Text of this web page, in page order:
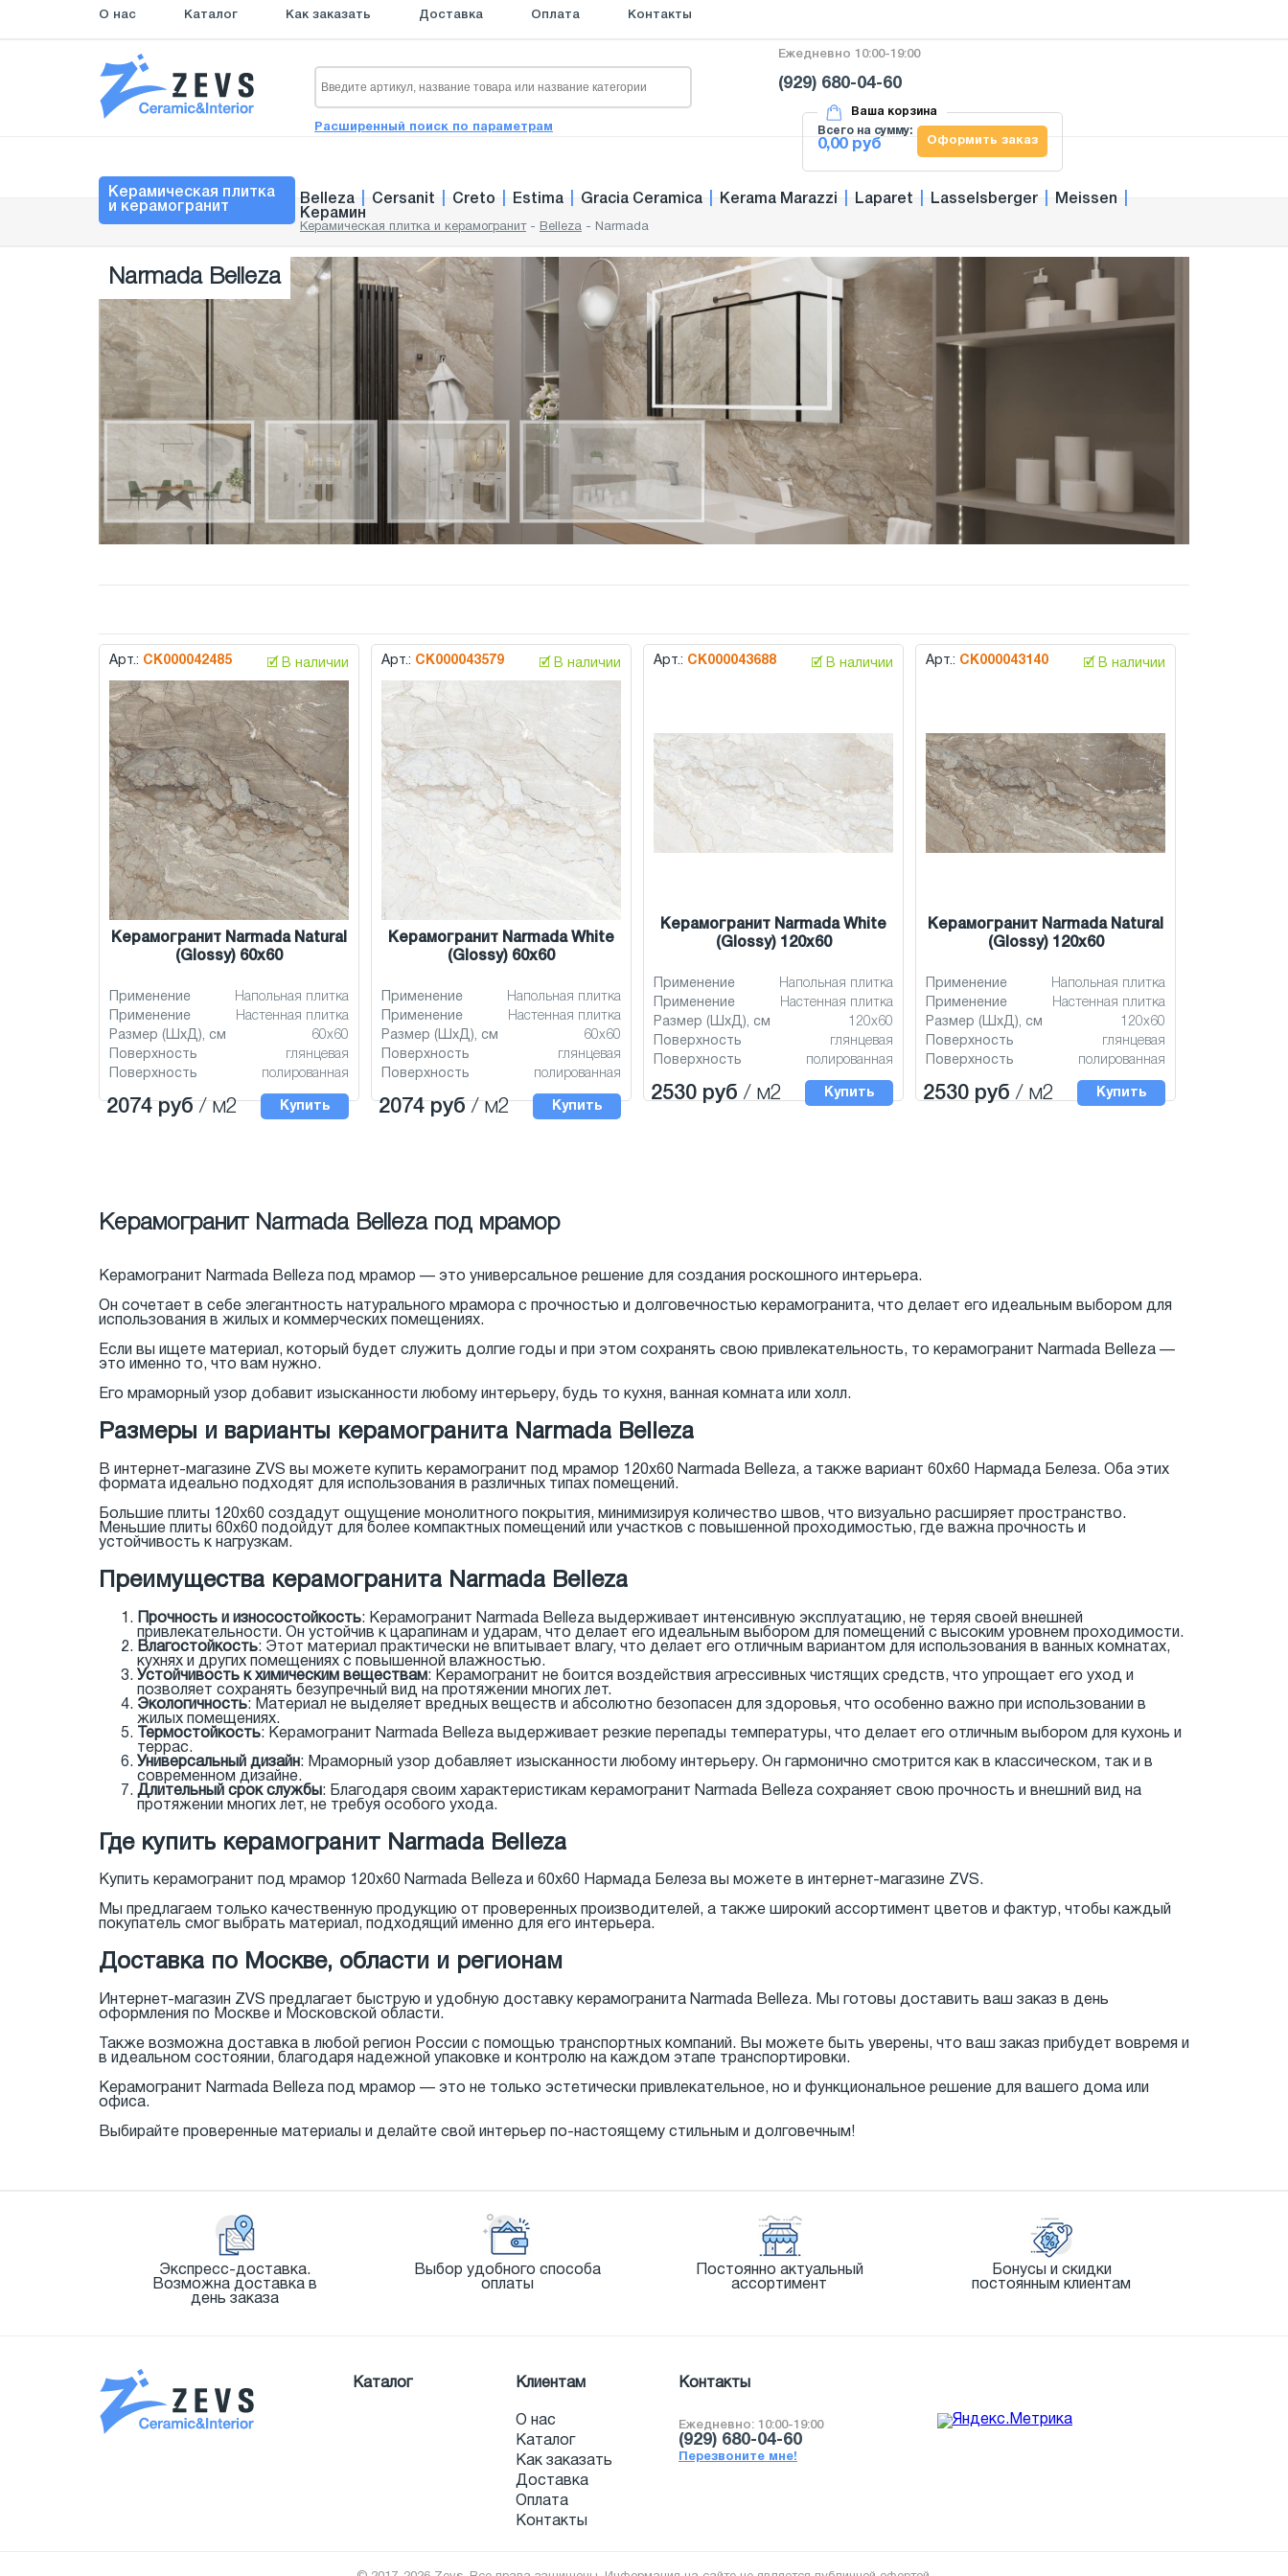
О нас Каталог Как заказать Доставка Оплата Контакты
Расширенный поиск по параметрам
Ежедневно 10:00-19:00
(929) 680-04-60
Ваша корзина
Оформить заказ
Всего на сумму:
0,00 руб
Керамическая плитка
и керамогранит
Belleza Cersanit Creto Estima Gracia Ceramica Kerama Marazzi Laparet Lasselsberger Meissen
Керамин
Керамическая плитка и керамогранит - Belleza - Narmada
Narmada Belleza
Арт.: СК000042485 🗹 В наличии
Керамогранит Narmada Natural
(Glossy) 60x60
Применение
Напольная плитка
Применение
Настенная плитка
Размер (ШхД), см
60x60
Поверхность
глянцевая
Поверхность
полированная
2074 руб/ м2 Купить
Арт.: СК000043579 🗹 В наличии
Керамогранит Narmada White
(Glossy) 60x60
Применение
Напольная плитка
Применение
Настенная плитка
Размер (ШхД), см
60x60
Поверхность
глянцевая
Поверхность
полированная
2074 руб/ м2 Купить
Арт.: СК000043688 🗹 В наличии
Керамогранит Narmada White
(Glossy) 120x60
Применение
Напольная плитка
Применение
Настенная плитка
Размер (ШхД), см
120x60
Поверхность
глянцевая
Поверхность
полированная
2530 руб / м2 Купить
Арт.: СК000043140 🗹 В наличии
Керамогранит Narmada Natural
(Glossy) 120x60
Применение
Напольная плитка
Применение
Настенная плитка
Размер (ШхД), см
120x60
Поверхность
глянцевая
Поверхность
полированная
2530 руб / м2 Купить
Керамогранит Narmada Belleza под мрамор
Керамогранит Narmada Belleza под мрамор — это универсальное решение для создания роскошного интерьера.
Он сочетает в себе элегантность натурального мрамора с прочностью и долговечностью керамогранита, что делает его идеальным выбором для
использования в жилых и коммерческих помещениях.
Если вы ищете материал, который будет служить долгие годы и при этом сохранять свою привлекательность, то керамогранит Narmada Belleza —
это именно то, что вам нужно.
Его мраморный узор добавит изысканности любому интерьеру, будь то кухня, ванная комната или холл.
Размеры и варианты керамогранита Narmada Belleza
В интернет-магазине ZVS вы можете купить керамогранит под мрамор 120x60 Narmada Belleza, а также вариант 60x60 Нармада Белеза. Оба этих
формата идеально подходят для использования в различных типах помещений.
Большие плиты 120x60 создадут ощущение монолитного покрытия, минимизируя количество швов, что визуально расширяет пространство.
Меньшие плиты 60x60 подойдут для более компактных помещений или участков с повышенной проходимостью, где важна прочность и
устойчивость к нагрузкам.
Преимущества керамогранита Narmada Belleza
Прочность и износостойкость: Керамогранит Narmada Belleza выдерживает интенсивную эксплуатацию, не теряя своей внешней
привлекательности. Он устойчив к царапинам и ударам, что делает его идеальным выбором для помещений с высоким уровнем проходимости.
Влагостойкость: Этот материал практически не впитывает влагу, что делает его отличным вариантом для использования в ванных комнатах,
кухнях и других помещениях с повышенной влажностью.
Устойчивость к химическим веществам: Керамогранит не боится воздействия агрессивных чистящих средств, что упрощает его уход и
позволяет сохранять безупречный вид на протяжении многих лет.
Экологичность: Материал не выделяет вредных веществ и абсолютно безопасен для здоровья, что особенно важно при использовании в
жилых помещениях.
Термостойкость: Керамогранит Narmada Belleza выдерживает резкие перепады температуры, что делает его отличным выбором для кухонь и
террас.
Универсальный дизайн: Мраморный узор добавляет изысканности любому интерьеру. Он гармонично смотрится как в классическом, так и в
современном дизайне.
Длительный срок службы: Благодаря своим характеристикам керамогранит Narmada Belleza сохраняет свою прочность и внешний вид на
протяжении многих лет, не требуя особого ухода.
Где купить керамогранит Narmada Belleza
Купить керамогранит под мрамор 120x60 Narmada Belleza и 60x60 Нармада Белеза вы можете в интернет-магазине ZVS.
Мы предлагаем только качественную продукцию от проверенных производителей, а также широкий ассортимент цветов и фактур, чтобы каждый
покупатель смог выбрать материал, подходящий именно для его интерьера.
Доставка по Москве, области и регионам
Интернет-магазин ZVS предлагает быструю и удобную доставку керамогранита Narmada Belleza. Мы готовы доставить ваш заказ в день
оформления по Москве и Московской области.
Также возможна доставка в любой регион России с помощью транспортных компаний. Вы можете быть уверены, что ваш заказ прибудет вовремя и
в идеальном состоянии, благодаря надежной упаковке и контролю на каждом этапе транспортировки.
Керамогранит Narmada Belleza под мрамор — это не только эстетически привлекательное, но и функциональное решение для вашего дома или
офиса.
Выбирайте проверенные материалы и делайте свой интерьер по-настоящему стильным и долговечным!
Экспресс-доставка.
Возможна доставка в
день заказа
Выбор удобного способа
оплаты
Постоянно актуальный
ассортимент
Бонусы и скидки
постоянным клиентам
Каталог Клиентам
О нас
Каталог
Как заказать
Доставка
Оплата
Контакты
Контакты
Ежедневно: 10:00-19:00
(929) 680-04-60
Перезвоните мне!